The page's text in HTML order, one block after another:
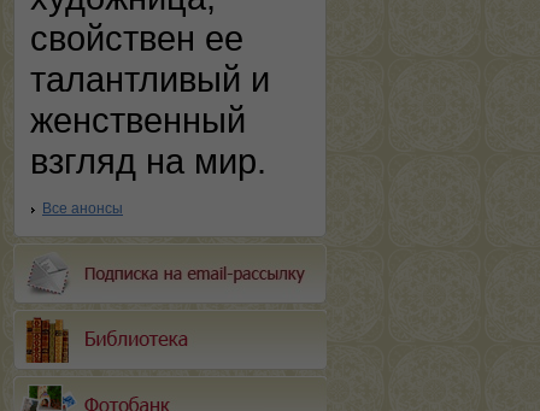
свойствен ее
талантливый и
женственный
взгляд на мир.
Все анонсы